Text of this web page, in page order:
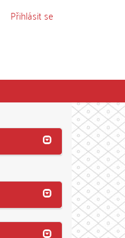
Přihlásit se